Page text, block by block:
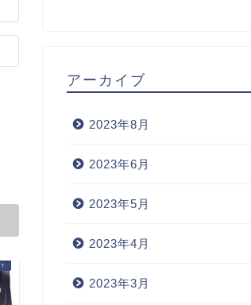
アーカイブ
2023年8月
2023年6月
2023年5月
2023年4月
2023年3月